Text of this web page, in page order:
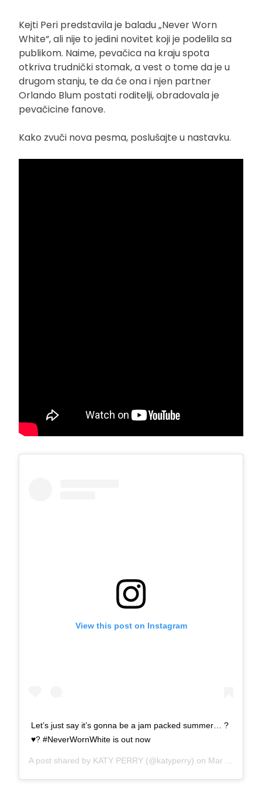
Kejti Peri predstavila je baladu „Never Worn
White“, ali nije to jedini novitet koji je podelila sa
publikom. Naime, pevačica na kraju spota
otkriva trudnički stomak, a vest o tome da je u
drugom stanju, te da će ona i njen partner
Orlando Blum postati roditelji, obradovala je
pevačicine fanove.
Kako zvuči nova pesma, poslušajte u nastavku.
View this post on Instagram
Let’s just say it’s gonna be a jam packed summer… ?
♥️? #NeverWornWhite is out now
A post shared by KATY PERRY (@katyperry) on Mar 4, 2020 at 9:02pm PST